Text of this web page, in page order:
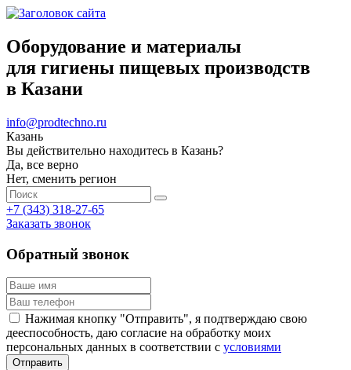
Оборудование и материалы
для гигиены пищевых производств
в Казани
info@prodtechno.ru
Казань
Вы действительно находитесь в Казань?
Да, все верно
Нет, сменить регион
+7 (343) 318-27-65
Заказать звонок
Обратный звонок
Нажимая кнопку "Отправить", я подтверждаю свою
дееспособность, даю согласие на обработку моих
персональных данных в соответствии с условиями